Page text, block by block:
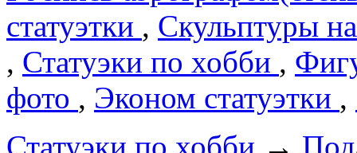
статуэтки , Скульптуры
, Статуэки по хобби ,
фото , Эконом статуэтки ,